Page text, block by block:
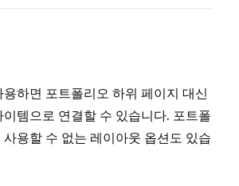
용하면 포트폴리오 하위 페이지 대신
템으로 연결할 수 있습니다. 포트폴
용할 수 없는 레이아웃 옵션도 있습